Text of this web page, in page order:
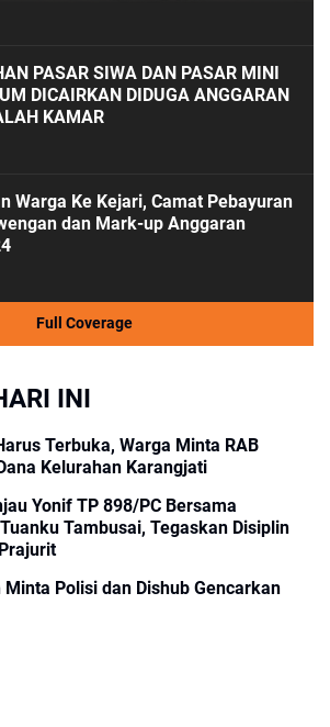
PASAR SIWA DAN PASAR MINI
DICAIRKAN DIDUGA ANGGARAN
KAMAR
Warga Ke Kejari, Camat Pebayuran
dan Mark-up Anggaran
Full Coverage
INI
Terbuka, Warga Minta RAB
Kelurahan Karangjati
Yonif TP 898/PC Bersama
Tambusai, Tegaskan Disiplin
Minta Polisi dan Dishub Gencarkan